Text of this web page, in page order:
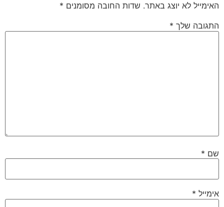
האימייל לא יוצג באתר. שדות החובה מסומנים *
התגובה שלך *
שם *
אימייל *